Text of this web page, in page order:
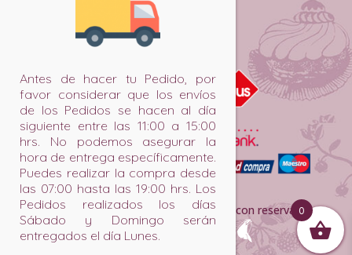
Devoluciones y reembolsos
MEDIOS DE PAGO:
@ 2020 Rhenania. Todos los derechos con reservados
– Desarrollado por
Antes de hacer tu Pedido, por
favor considerar que los envíos
de los Pedidos se hacen al día
siguiente entre las 11:00 a 15:00
hrs. No podemos asegurar la
hora de entrega específicamente.
Puedes realizar la compra desde
las 07:00 hasta las 19:00 hrs. Los
Pedidos realizados los días
Sábado y Domingo serán
entregados el día Lunes.
0